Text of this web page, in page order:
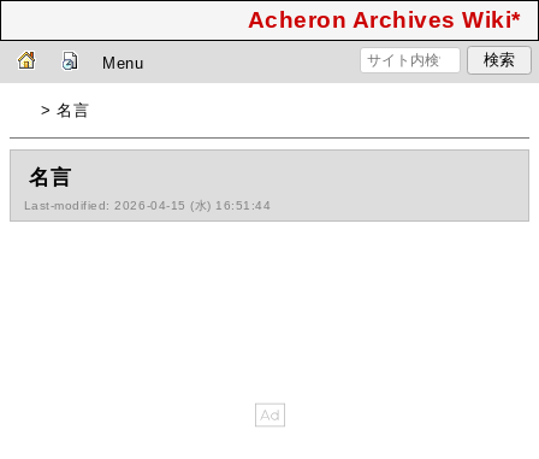
Acheron Archives Wiki*
Menu
> 名言
名言
Last-modified: 2026-04-15 (水) 16:51:44